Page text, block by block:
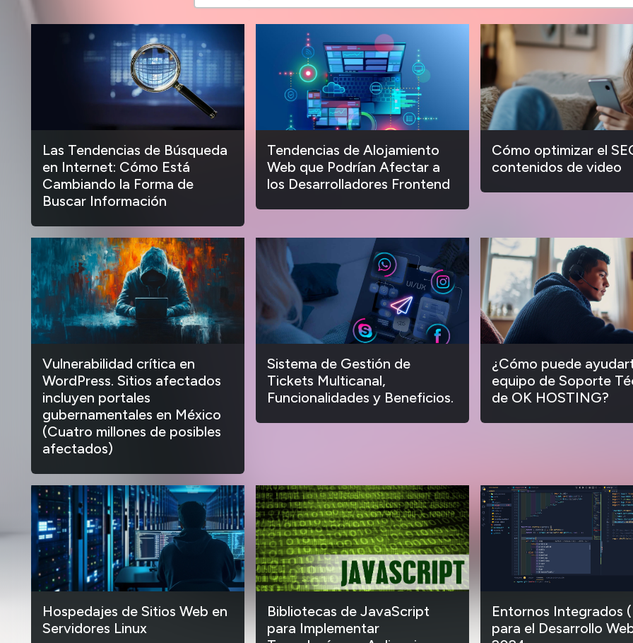
Las Tendencias de Búsqueda
en Internet: Cómo Está
Cambiando la Forma de
Buscar Información
Tendencias de Alojamiento
Web que Podrían Afectar a
los Desarrolladores Frontend
Cómo optimizar el
contenidos de video
Vulnerabilidad crítica en
WordPress. Sitios afectados
incluyen portales
gubernamentales en México
(Cuatro millones de posibles
afectados)
Sistema de Gestión de
Tickets Multicanal,
Funcionalidades y Beneficios.
¿Cómo puede
equipo de Soporte
de OK HOSTING?
Hospedajes de Sitios Web en
Servidores Linux
Bibliotecas de JavaScript
para Implementar
Entornos Integrados
para el Desarrollo